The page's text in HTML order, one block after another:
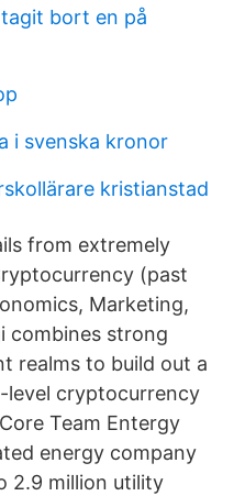
bort en på
i svenska kronor
kristianstad
from extremely
(past
Marketing,
combines strong
realms to build out a
level cryptocurrency
Team Entergy
energy company
2.9 million utility